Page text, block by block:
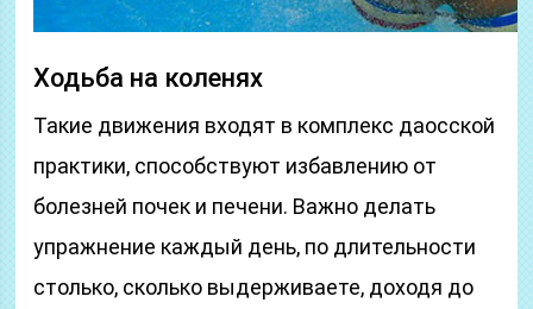
Ходьба на коленях
Такие движения входят в комплекс даосской
практики, способствуют избавлению от
болезней почек и печени. Важно делать
упражнение каждый день, по длительности
столько, сколько выдерживаете, доходя до